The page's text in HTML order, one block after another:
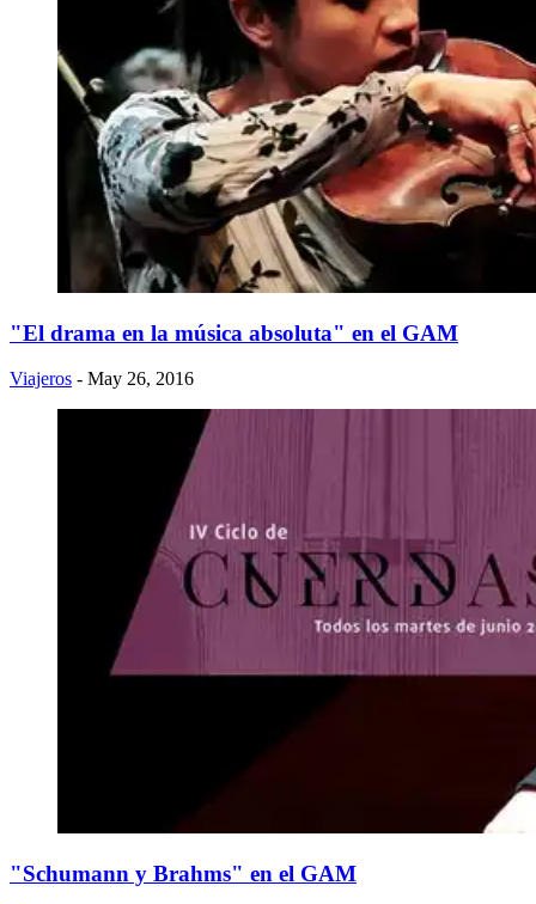
"El drama en la música absoluta" en el GAM
Viajeros - May 26, 2016
"Schumann y Brahms" en el GAM